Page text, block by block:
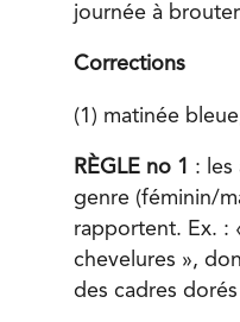
journée à
Corrections
(1) matinée
RÈGLE no 1 : les
genre (féminin/
rapportent. Ex. :
chevelures »,
des cadres dorés